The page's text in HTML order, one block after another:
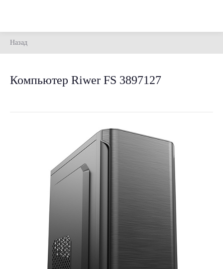
Назад
Компьютер Riwer FS 3897127